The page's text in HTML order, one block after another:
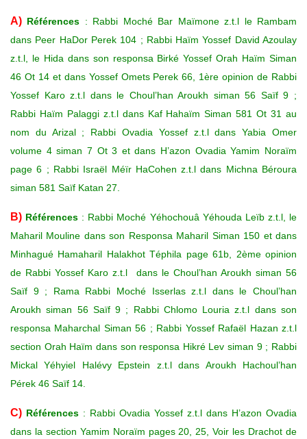
A) Références : Rabbi Moché Bar Maïmone z.t.l le Rambam
dans Peer HaDor Perek 104 ; Rabbi Haïm Yossef David Azoulay
z.t.l, le Hida dans son responsa Birké Yossef Orah Haïm Siman
46 Ot 14 et dans Yossef Omets Perek 66, 1ère opinion de Rabbi
Yossef Karo z.t.l dans le Choul’han Aroukh siman 56 Saïf 9 ;
Rabbi Haïm Palaggi z.t.l dans Kaf Hahaïm Siman 581 Ot 31 au
nom du Arizal ; Rabbi Ovadia Yossef z.t.l dans Yabia Omer
volume 4 siman 7 Ot 3 et dans H’azon Ovadia Yamim Noraïm
page 6 ; Rabbi Israël Méïr HaCohen z.t.l dans Michna Béroura
siman 581 Saïf Katan 27.
B) Références : Rabbi Moché Yéhochouâ Yéhouda Leïb z.t.l, le
Maharil Mouline dans son Responsa Maharil Siman 150 et dans
Minhagué Hamaharil Halakhot Téphila page 61b, 2ème opinion
de Rabbi Yossef Karo z.t.l dans le Choul’han Aroukh siman 56
Saïf 9 ; Rama Rabbi Moché Isserlas z.t.l dans le Choul’han
Aroukh siman 56 Saïf 9 ; Rabbi Chlomo Louria z.t.l dans son
responsa Maharchal Siman 56 ; Rabbi Yossef Rafaël Hazan z.t.l
section Orah Haïm dans son responsa Hikré Lev siman 9 ; Rabbi
Mickal Yéhyiel Halévy Epstein z.t.l dans Aroukh Hachoul’han
Pérek 46 Saïf 14.
C) Références : Rabbi Ovadia Yossef z.t.l dans H’azon Ovadia
dans la section Yamim Noraïm pages 20, 25, Voir les Drachot de